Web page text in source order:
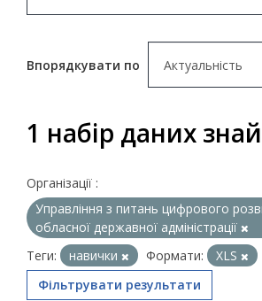
Впорядкувати по
1 набір даних
Організації :
Управління з питань цифрового
обласної державної адміністрації
Теги:
навички Формати:
XLS
Фільтрувати результати